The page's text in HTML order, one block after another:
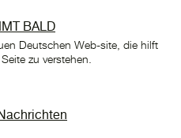
BALD
Deutschen Web-site, die hilft
zu verstehen.